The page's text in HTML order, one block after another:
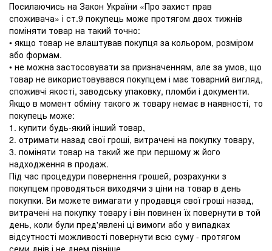
Посилаючись на Закон України «Про захист прав
споживача» і ст.9 покупець може протягом двох тижнів
поміняти товар на такий точно:
• якщо товар не влаштував покупця за кольором, розміром
або формам.
• не можна застосовувати за призначенням, але за умов, що
товар не використовувався покупцем і має товарний вигляд,
споживчі якості, заводську упаковку, пломби і документи.
Якщо в момент обміну такого ж товару немає в наявності, то
покупець може:
1. купити будь-який інший товар,
2. отримати назад свої гроші, витрачені на покупку товару,
3. поміняти товар на такий же при першому ж його
надходження в продаж.
Під час процедури повернення грошей, розрахунки з
покупцем проводяться виходячи з ціни на товар в день
покупки. Ви можете вимагати у продавця свої гроші назад,
витрачені на покупку товару і він повинен їх повернути в той
день, коли були пред'явлені ці вимоги або у випадках
відсутності можливості повернути всю суму - протягом